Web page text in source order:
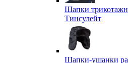
Шапки
Тинсулейт
Шапки-ушанки